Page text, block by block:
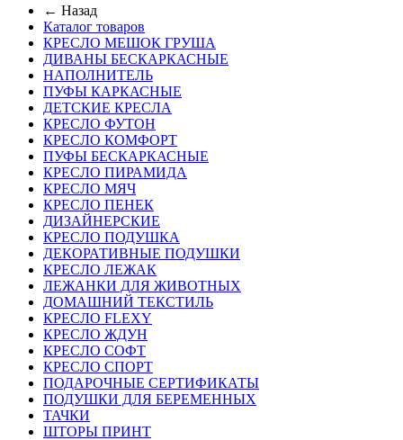
← Назад
Каталог товаров
КРЕСЛО МЕШОК ГРУША
ДИВАНЫ БЕСКАРКАСНЫЕ
НАПОЛНИТЕЛЬ
ПУФЫ КАРКАСНЫЕ
ДЕТСКИЕ КРЕСЛА
КРЕСЛО ФУТОН
КРЕСЛО КОМФОРТ
ПУФЫ БЕСКАРКАСНЫЕ
КРЕСЛО ПИРАМИДА
КРЕСЛО МЯЧ
КРЕСЛО ПЕНЕК
ДИЗАЙНЕРСКИЕ
КРЕСЛО ПОДУШКА
ДЕКОРАТИВНЫЕ ПОДУШКИ
КРЕСЛО ЛЕЖАК
ЛЕЖАНКИ ДЛЯ ЖИВОТНЫХ
ДОМАШНИЙ ТЕКСТИЛЬ
КРЕСЛО FLEXY
КРЕСЛО ЖДУН
КРЕСЛО СОФТ
КРЕСЛО СПОРТ
ПОДАРОЧНЫЕ СЕРТИФИКАТЫ
ПОДУШКИ ДЛЯ БЕРЕМЕННЫХ
ТАЧКИ
ШТОРЫ ПРИНТ